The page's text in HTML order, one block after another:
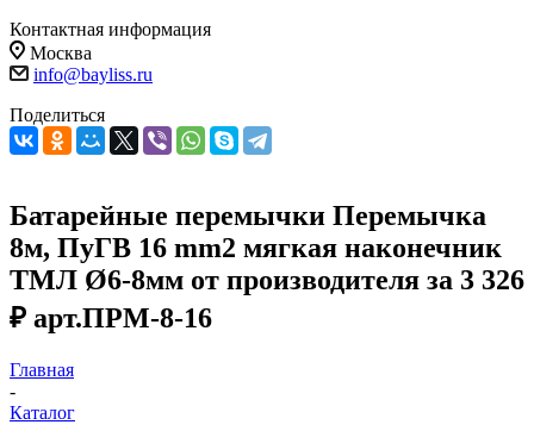
Контактная информация
Москва
info@bayliss.ru
Поделиться
Батарейные перемычки Перемычка
8м, ПуГВ 16 mm2 мягкая наконечник
ТМЛ Ø6-8мм от производителя за 3 326
₽ арт.ПРМ-8-16
Главная
-
Каталог